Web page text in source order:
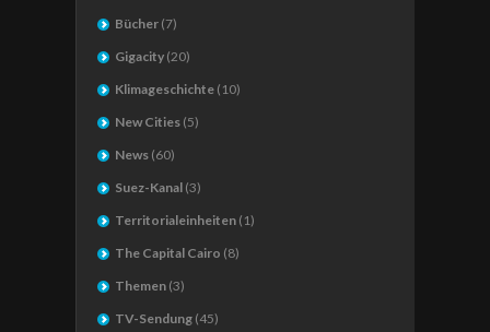
Bücher (7)
Gigacity (20)
Klimageschichte (10)
New Cities (5)
News (60)
Suez-Kanal (3)
Territorialeinheiten (1)
The Capital Cairo (8)
Themen (3)
TV-Sendung (45)